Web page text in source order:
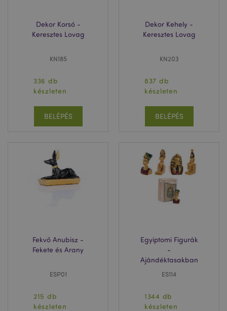
Dekor Korsó -
Keresztes Lovag
KN185
336 db
készleten
BELÉPÉS
Dekor Kehely -
Keresztes Lovag
KN203
837 db
készleten
BELÉPÉS
Fekvő Anubisz -
Fekete és Arany
ESP01
215 db
készleten
Egyiptomi Figurák
-
Ajándéktasakban
ES114
1344 db
készleten
recently_compared_product
product_data_storage
Adobe Inc.
www.puckator.hu
recently_compared_product_previous
Adobe Inc.
www.puckator.hu
Adobe Inc.
recently_viewed_product_previous
Adobe Inc.
www.puckator.hu